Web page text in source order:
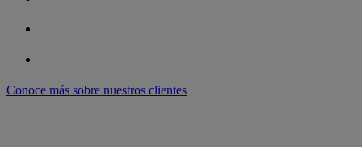
Conoce más sobre nuestros clientes